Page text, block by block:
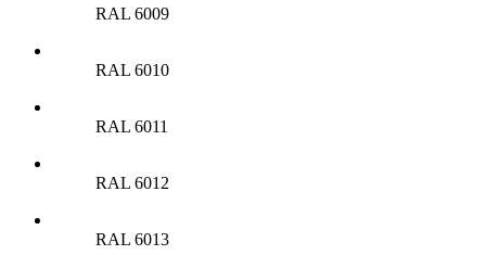
RAL 6009
RAL 6010
RAL 6011
RAL 6012
RAL 6013